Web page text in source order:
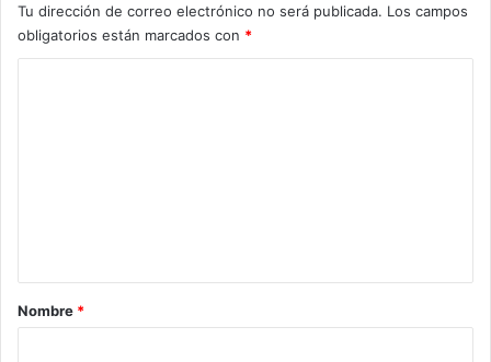
Tu dirección de correo electrónico no será publicada. Los campos
obligatorios están marcados con *
rNombre *